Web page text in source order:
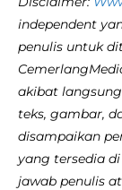
independent
penulis untuk
akibat
teks, gambar,
disampaikan
yang tersedia
jawab penulis